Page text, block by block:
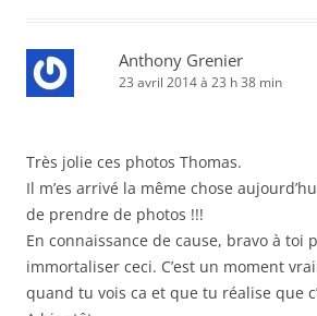
Anthony Grenier
23 avril 2014 à 23 h 38 min
Très jolie ces photos Thomas.
Il m’es arrivé la même chose
de prendre de photos !!!
En connaissance de cause, bravo à toi
immortaliser ceci. C’est un moment
quand tu vois ca et que tu réalise que